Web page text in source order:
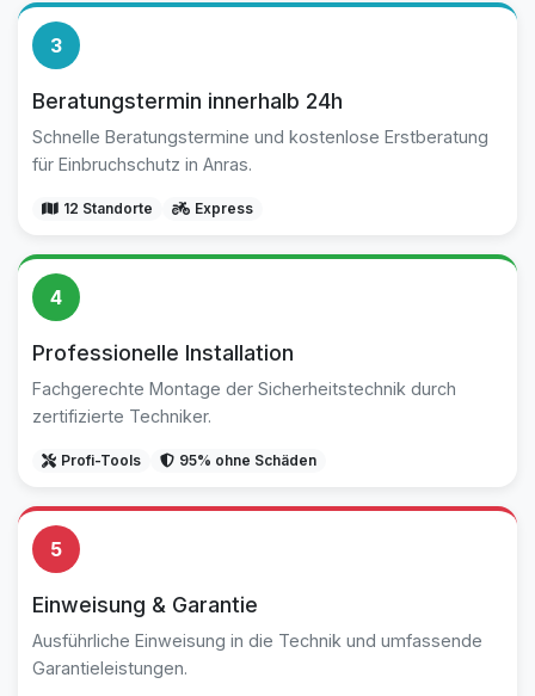
3
Beratungstermin innerhalb 24h
Schnelle Beratungstermine und kostenlose Erstberatung
für Einbruchschutz in Anras.
12 Standorte Express
4
Professionelle Installation
Fachgerechte Montage der Sicherheitstechnik durch
zertifizierte Techniker.
Profi-Tools 95% ohne Schäden
5
Einweisung & Garantie
Ausführliche Einweisung in die Technik und umfassende
Garantieleistungen.